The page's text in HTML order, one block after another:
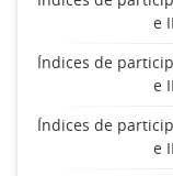
e
Índices de
e
Índices de
e